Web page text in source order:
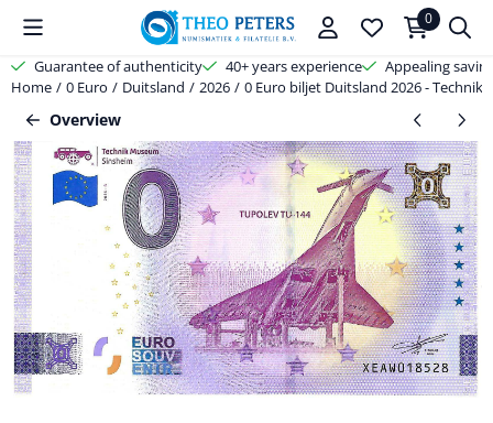
Cookie preferences are available. Choose settings or allow all
0
Guarantee of authenticity 40+ years experience
Appealing
Home / 0 Euro / Duitsland / 2026 / 0 Euro biljet Duitsland 2026 - Technik
Overview